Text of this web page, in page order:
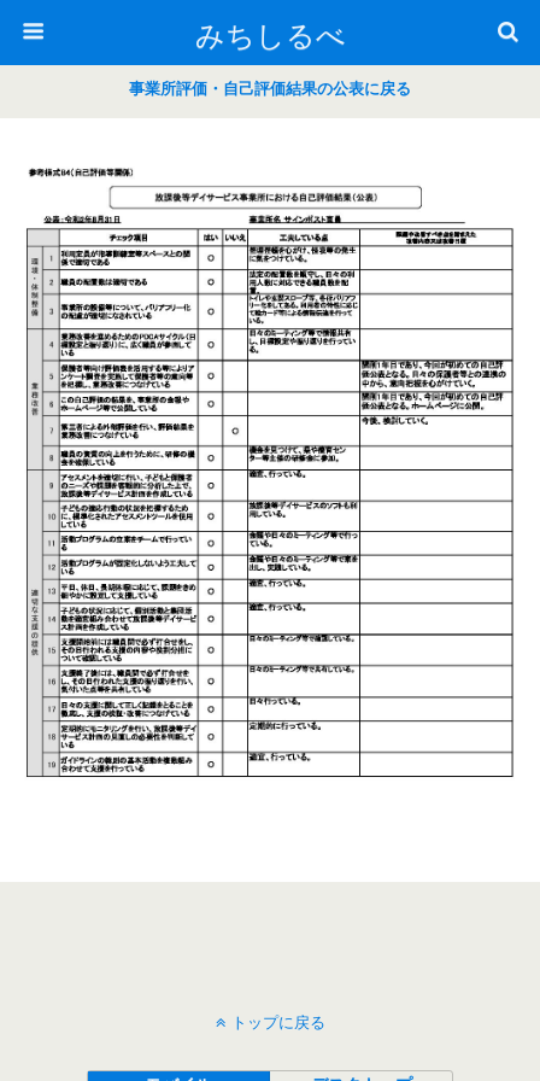
みちしるべ
事業所評価・自己評価結果の公表に戻る
トップに戻る